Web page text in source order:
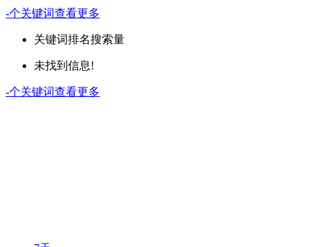
-个关键词查看更多
关键词排名搜索量
未找到信息!
-个关键词查看更多